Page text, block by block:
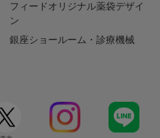
フィードオリジナル薬袋デザイ
ン
銀座ショールーム・診療機械